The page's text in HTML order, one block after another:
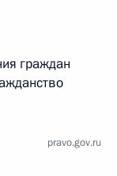
граждан
pravo.gov.ru